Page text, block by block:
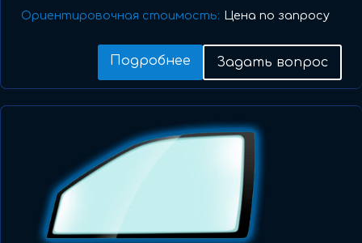
Ориентировочная стоимость: Цена по запросу
Подробнее Задать вопрос